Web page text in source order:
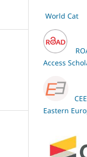
World Cat
Access
Eastern